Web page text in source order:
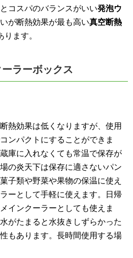
コスパのバランスがいい発泡ウ
が断熱効果が最も高い真空断熱
ります。
ラーボックス
熱効果は低くなりますが、使用
ンパクトにすることができま
庫に入れなくても常温で保存が
の炎天下は保存に適さないパン
子類や野菜や果物の保温に使え
ーとして手軽に使えます。日帰
インクーラーとしても使えま
がたまると水抜きしずらかった
もあります。長時間使用する場